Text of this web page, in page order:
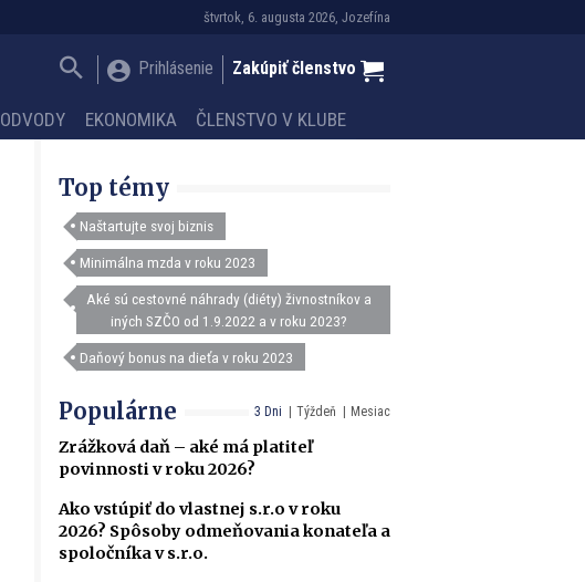
štvrtok, 6. augusta 2026, Jozefína
Prihlásenie Zakúpiť členstvo
ODVODY EKONOMIKA ČLENSTVO V KLUBE
Top témy
Naštartujte svoj biznis
Minimálna mzda v roku 2023
Aké sú cestovné náhrady (diéty) živnostníkov a
iných SZČO od 1.9.2022 a v roku 2023?
Daňový bonus na dieťa v roku 2023
3 Dni Týždeň Mesiac
Populárne
Zrážková daň – aké má platiteľ
povinnosti v roku 2026?
Ako vstúpiť do vlastnej s.r.o v roku
2026? Spôsoby odmeňovania konateľa a
spoločníka v s.r.o.